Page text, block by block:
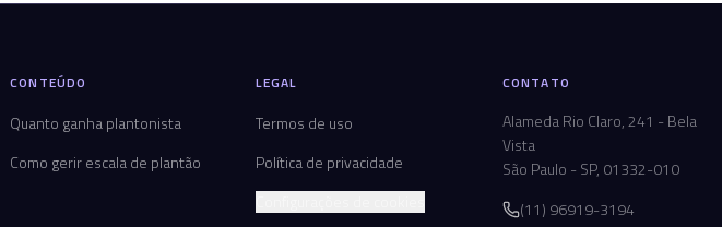
CONTEÚDO
Quanto ganha plantonista
Como gerir escala de plantão
LEGAL
Termos de uso
Política de privacidade
CONTATO
Alameda Rio Claro, 241 - Bela
Vista
São Paulo - SP, 01332-010
(11) 96919-3194